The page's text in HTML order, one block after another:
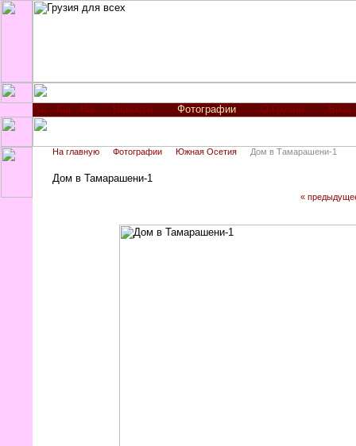
Новости Фотографии О Грузии Виза
На главную Фотографии Южная Осетия Дом в Тамарашени-1
Дом в Тамарашени-1
«